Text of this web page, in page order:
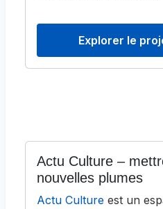
Explorer le
Actu Culture –
nouvelles plumes
Actu Culture est un